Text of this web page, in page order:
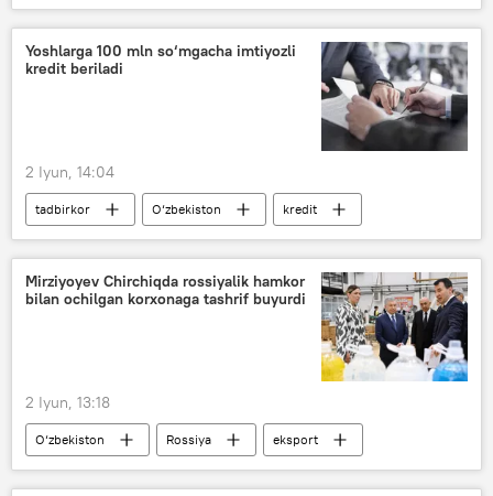
jahon chempionati
Fabio Kannavaro
Sport
O‘zbekiston
Yoshlarga 100 mln so‘mgacha imtiyozli
kredit beriladi
2 Iyun, 14:04
tadbirkor O‘zbekiston
kredit
imtiyoz
yoshlar Iqtisod
Mirziyoyev Chirchiqda rossiyalik hamkor
bilan ochilgan korxonaga tashrif buyurdi
2 Iyun, 13:18
O‘zbekiston Rossiya
eksport
import
Shavkat Mirziyoyev